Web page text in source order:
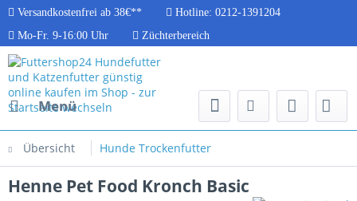
Versandkostenfrei ab 38€**
Hotline: 0212-1391204
Mo-Fr. 9-16:00 Uhr
Züchterbereich
Menü
Übersicht Hunde Trockenfutter
Henne Pet Food Kronch Basic